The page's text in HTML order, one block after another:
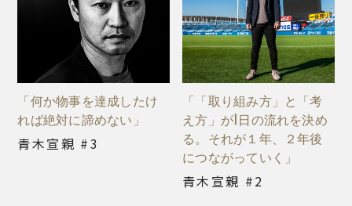
「何か物事を達成したけ
れば絶対に諦めない」
青木宣親 #3
「「取り組み方」と「考
え方」が1日の流れを決め
る。それが１年、２年後
につながっていく」
青木宣親 #2